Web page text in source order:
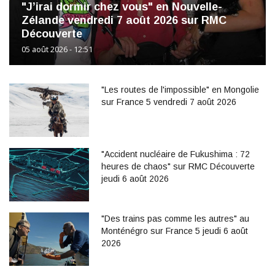
"J’irai dormir chez vous" en Nouvelle-
Zélande vendredi 7 août 2026 sur RMC
Découverte
05 août 2026 - 12:51
"Les routes de l'impossible" en Mongolie
sur France 5 vendredi 7 août 2026
"Accident nucléaire de Fukushima : 72
heures de chaos" sur RMC Découverte
jeudi 6 août 2026
"Des trains pas comme les autres" au
Monténégro sur France 5 jeudi 6 août
2026